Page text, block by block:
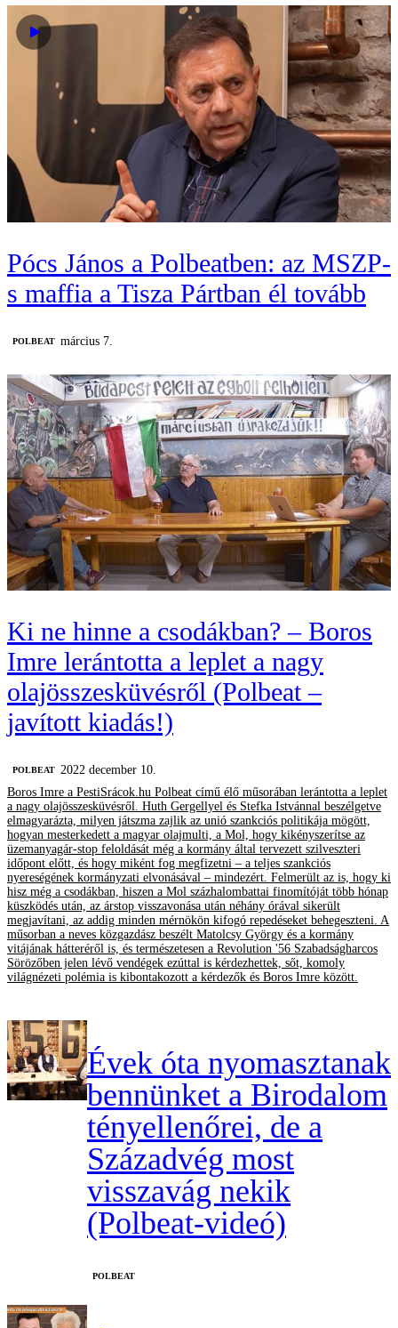
Pócs János a Polbeatben: az MSZP-
s maffia a Tisza Pártban él tovább
‎POLBEAT március 7.
Ki ne hinne a csodákban? – Boros
Imre lerántotta a leplet a nagy
olajösszesküvésről (Polbeat –
javított kiadás!)
‎POLBEAT
2022 december 10.
Boros Imre a PestiSrácok.hu Polbeat című élő műsorában lerántotta a leplet
a nagy olajösszesküvésről. Huth Gergellyel és Stefka Istvánnal beszélgetve
elmagyarázta, milyen játszma zajlik az unió szankciós politikája mögött,
hogyan mesterkedett a magyar olajmulti, a Mol, hogy kikényszerítse az
üzemanyagár-stop feloldását még a kormány által tervezett szilveszteri
időpont előtt, és hogy miként fog megfizetni – a teljes szankciós
nyereségének kormányzati elvonásával – mindezért. Felmerült az is, hogy ki
hisz még a csodákban, hiszen a Mol százhalombattai finomítóját több hónap
küszködés után, az árstop visszavonása után néhány órával sikerült
megjavítani, az addig minden mérnökön kifogó repedéseket behegeszteni. A
műsorban a neves közgazdász beszélt Matolcsy György és a kormány
vitájának hátteréről is, és természetesen a Revolution '56 Szabadságharcos
Sörözőben jelen lévő vendégek ezúttal is kérdezhettek, sőt, komoly
világnézeti polémia is kibontakozott a kérdezők és Boros Imre között.
Évek óta nyomasztanak
bennünket a Birodalom
tényellenőrei, de a
Századvég most
visszavág nekik
(Polbeat-videó)
‎POLBEAT